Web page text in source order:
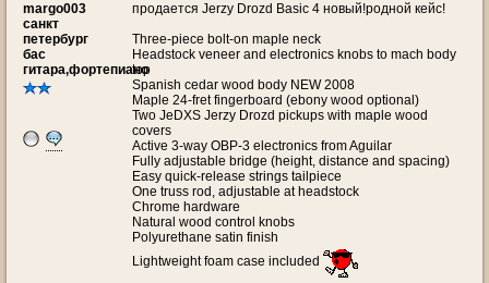
margo003
санкт
петербург
бас
гитара,фортепиано
продается Jerzy Drozd Basic 4 новый!родной кейс!
Three-piece bolt-on maple neck
Headstock veneer and electronics knobs to mach body
top
Spanish cedar wood body NEW 2008
Maple 24-fret fingerboard (ebony wood optional)
Two JeDXS Jerzy Drozd pickups with maple wood
covers
Active 3-way OBP-3 electronics from Aguilar
Fully adjustable bridge (height, distance and spacing)
Easy quick-release strings tailpiece
One truss rod, adjustable at headstock
Chrome hardware
Natural wood control knobs
Polyurethane satin finish
Lightweight foam case included